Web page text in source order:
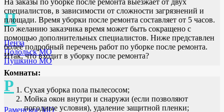
П
Пенза
Подольск МО
Пушкино МО
Р
Раменское МО
На заказы по уборке после ремонта выезжает от двух
специалистов, в зависимости от сложности загрязнений и
площади. Время уборки после ремонта составляет от 5 часов.
По желанию заказчика время может быть сокращено с
помощью дополнительных специалистов. Ниже представлен
более подробный перечень работ по уборке после ремонта.
Итак, что входит в уборку после ремонта?
Комнаты:
Сухая уборка пола пылесосом;
Мойка окон внутри и снаружи (если позволяют
погодные условия), удаление защитной пленки;